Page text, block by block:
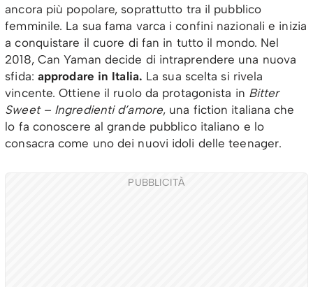
ancora più popolare, soprattutto tra il pubblico
femminile. La sua fama varca i confini nazionali e inizia
a conquistare il cuore di fan in tutto il mondo. Nel
2018, Can Yaman decide di intraprendere una nuova
sfida: approdare in Italia. La sua scelta si rivela
vincente. Ottiene il ruolo da protagonista in Bitter
Sweet – Ingredienti d’amore, una fiction italiana che
lo fa conoscere al grande pubblico italiano e lo
consacra come uno dei nuovi idoli delle teenager.
PUBBLICITÀ